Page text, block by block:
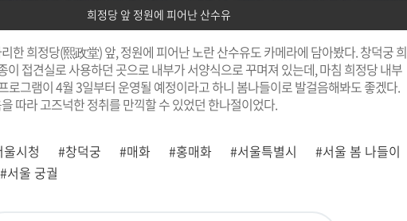
희정당 앞 정원에 피어난 산수유
한 희정당(熙政堂) 앞, 정원에 피어난 노란 산수유도 카메라에 담아봤다. 창덕궁 희
이 접견실로 사용하던 곳으로 내부가 서양식으로 꾸며져 있는데, 마침 희정당 내부
로그램이 4월 3일부터 운영될 예정이라고 하니 봄나들이로 발걸음해봐도 좋겠다.
따라 고즈넉한 정취를 만끽할 수 있었던 한나절이었다.
시청 #창덕궁 #매화 #홍매화 #서울특별시
#서울 봄 나들이
#서울 궁궐